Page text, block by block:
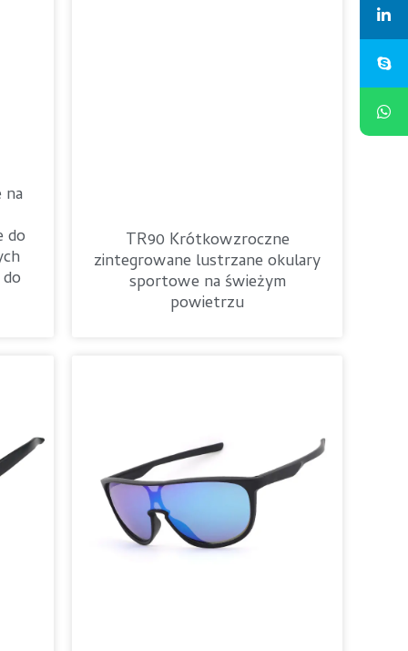
na
do
TR90 Krótkowzroczne
zintegrowane lustrzane okulary
sportowe na świeżym
powietrzu